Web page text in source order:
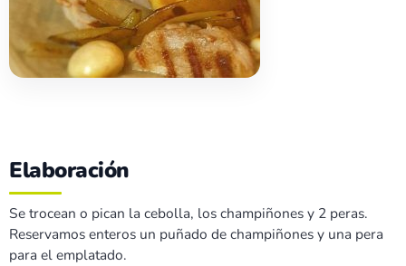
Elaboración
Se trocean o pican la cebolla, los champiñones y 2 peras.
Reservamos enteros un puñado de champiñones y una pera
para el emplatado.